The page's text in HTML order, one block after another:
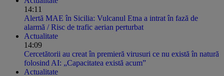
14:11
Alertă MAE în Sicilia: Vulcanul Etna a intrat în fază de
alarmă / Risc de trafic aerian perturbat
Actualitate
14:09
Cercetătorii au creat în premieră virusuri ce nu există în natură
folosind AI: „Capacitatea există acum”
Actualitate